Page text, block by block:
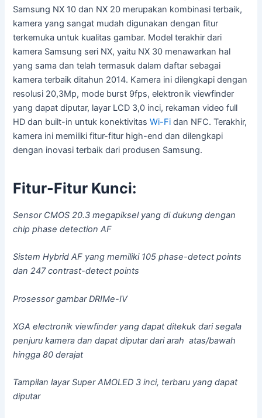
Samsung NX 10 dan NX 20 merupakan kombinasi terbaik,
kamera yang sangat mudah digunakan dengan fitur
terkemuka untuk kualitas gambar. Model terakhir dari
kamera Samsung seri NX, yaitu NX 30 menawarkan hal
yang sama dan telah termasuk dalam daftar sebagai
kamera terbaik ditahun 2014. Kamera ini dilengkapi dengan
resolusi 20,3Mp, mode burst 9fps, elektronik viewfinder
yang dapat diputar, layar LCD 3,0 inci, rekaman video full
HD dan built-in untuk konektivitasWi-Fidan NFC. Terakhir,
kamera ini memiliki fitur-fitur high-end dan dilengkapi
dengan inovasi terbaik dari produsen Samsung.
Fitur-Fitur Kunci:
Sensor CMOS 20.3 megapiksel yang di dukung dengan
chip phase detection AF
Sistem Hybrid AF yang memiliki 105 phase-detect points
dan 247 contrast-detect points
Prosessor gambar DRIMe-IV
XGA electronik viewfinder yang dapat ditekuk dari segala
penjuru kamera dan dapat diputar dari arah atas/bawah
hingga 80 derajat
Tampilan layar Super AMOLED 3 inci, terbaru yang dapat
diputar